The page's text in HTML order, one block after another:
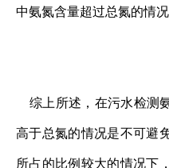
中氨氮含量超过总氮的情况
综上所述，在污水检测
高于总氮的情况是不可避
所占的比例较大的情况下